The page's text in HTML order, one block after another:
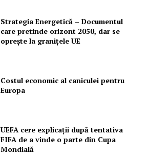
Strategia Energetică – Documentul
care pretinde orizont 2050, dar se
oprește la granițele UE
Costul economic al caniculei pentru
Europa
UEFA cere explicații după tentativa
FIFA de a vinde o parte din Cupa
Mondială